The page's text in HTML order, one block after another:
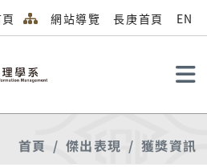
網站導覽 長庚首頁 EN
首頁 傑出表現 獲獎資訊